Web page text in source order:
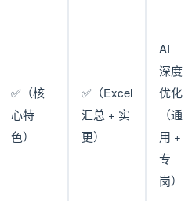
✅（核
心特
色）
✅（Excel
汇总 + 实
更）
AI
深度
优化
（通
用 +
专
岗）